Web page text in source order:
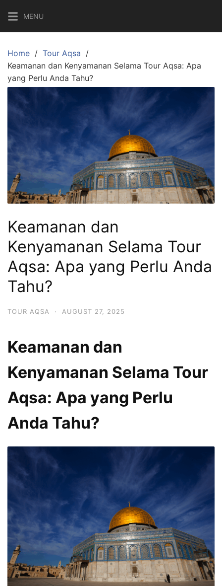
content
MENU
Home
Tour Aqsa
Keamanan dan Kenyamanan Selama Tour Aqsa: Apa
yang Perlu Anda Tahu?
Keamanan dan
Kenyamanan Selama Tour
Aqsa: Apa yang Perlu Anda
Tahu?
TOUR AQSA · AUGUST 27, 2025
Keamanan dan
Kenyamanan Selama Tour
Aqsa: Apa yang Perlu
Anda Tahu?